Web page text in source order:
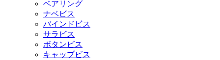
ベアリング
ナベビス
バインドビス
サラビス
ボタンビス
キャップビス